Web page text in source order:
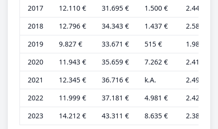
2017
12.110 € 31.695 € 1.500 €
2.446 €
2018
12.796 € 34.343 € 1.437 €
2.585 €
2019
9.827 € 33.671 € 515 €
1.985 €
2020
11.943 € 35.659 € 7.262 €
2.413 €
2021
12.345 € 36.716 € k.A.
2.494 €
2022
11.999 € 37.181 € 4.981 €
2.424 €
2023
14.212 € 43.311 € 8.635 € 2.389 €